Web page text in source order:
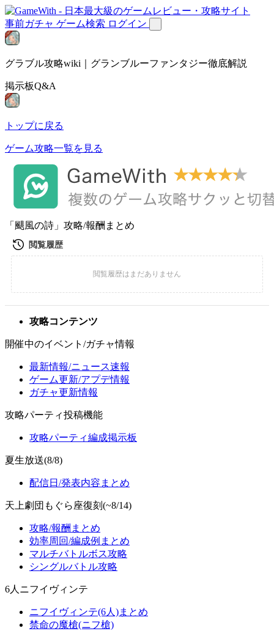
事前ガチャ ゲーム検索 ログイン
グラブル攻略wiki｜グランブルーファンタジー徹底解説
掲示板Q&A
トップに戻る
ゲーム攻略一覧を見る
「颶風の詩」攻略/報酬まとめ
攻略コンテンツ
開催中のイベント/ガチャ情報
最新情報/ニュース速報
ゲーム更新/アプデ情報
ガチャ更新情報
攻略パーティ投稿機能
攻略パーティ編成掲示板
夏生放送(8/8)
配信日/発表内容まとめ
天上劇団もぐら座復刻(~8/14)
攻略/報酬まとめ
効率周回/編成例まとめ
マルチバトルボス攻略
シングルバトル攻略
6人ニフイヴィンテ
ニフイヴィンテ(6人)まとめ
禁命の魔槍(ニフ槍)